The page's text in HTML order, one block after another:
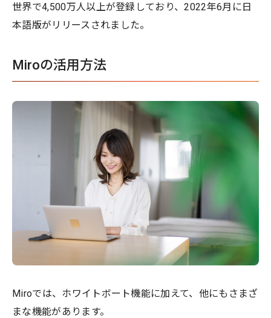
世界で4,500万人以上が登録しており、2022年6月に日
本語版がリリースされました。
Miroの活用方法
Miroでは、ホワイトボート機能に加えて、他にもさまざ
まな機能があります。